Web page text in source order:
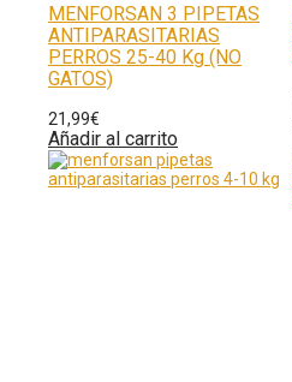
MENFORSAN 3 PIPETAS
ANTIPARASITARIAS
PERROS 25-40 Kg (NO
GATOS)
21,99€
Añadir al carrito